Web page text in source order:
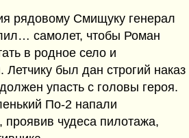
рядовому Смищуку генерал
самолет, чтобы Роман
в родное село и
Летчику был дан строгий наказ
упасть с головы героя.
По-2 напали
чудеса пилотажа,